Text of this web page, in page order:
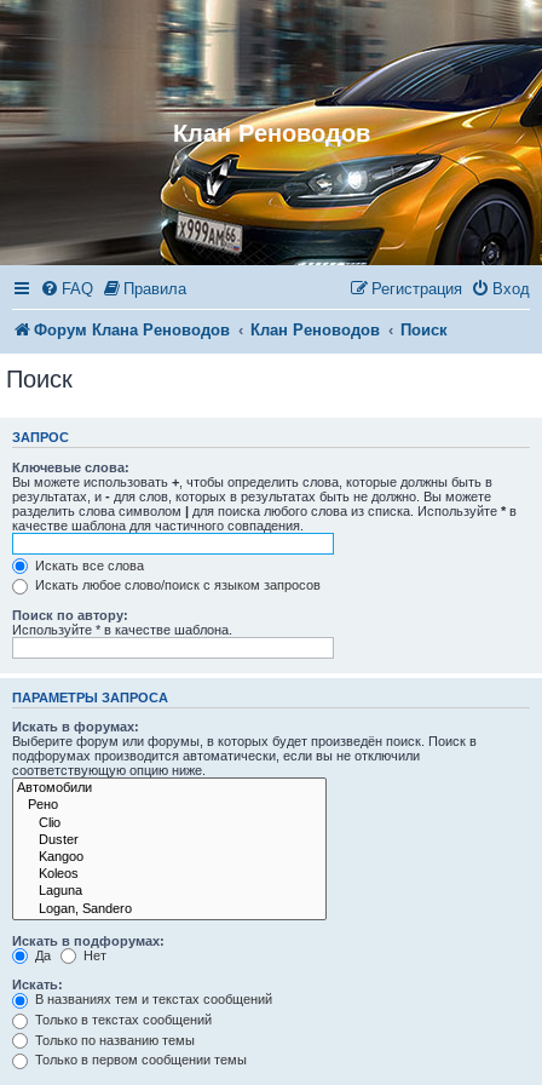
Клан Реноводов
FAQ Правила Вход
Регистрация
Форум Клана Реноводов Клан Реноводов Поиск
Поиск
ЗАПРОС
Ключевые слова:
Вы можете использовать + , чтобы определить слова, которые должны быть в
результатах, и - для слов, которых в результатах быть не должно. Вы можете
разделить слова символом | для поиска любого слова из списка. Используйте * в
качестве шаблона для частичного совпадения.
Искать все слова
Искать любое слово/поиск с языком запросов
Поиск по автору:
Используйте * в качестве шаблона.
ПАРАМЕТРЫ ЗАПРОСА
Искать в форумах:
Выберите форум или форумы, в которых будет произведён поиск. Поиск в
подфорумах производится автоматически, если вы не отключили
соответствующую опцию ниже.
Искать в подфорумах:
Да
Нет
Искать:
В названиях тем и текстах сообщений
Только в текстах сообщений
Только по названию темы
Только в первом сообщении темы